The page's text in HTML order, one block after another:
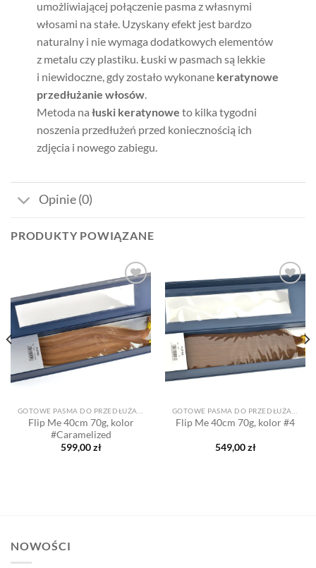
umożliwiającej połączenie pasma z własnymi
włosami na stałe. Uzyskany efekt jest bardzo
naturalny i nie wymaga dodatkowych elementów
z metalu czy plastiku. Łuski w pasmach są lekkie
i niewidoczne, gdy zostało wykonane keratynowe
przedłużanie włosów.
Metoda na łuski keratynowe to kilka tygodni
noszenia przedłużeń przed koniecznością ich
zdjęcia i nowego zabiegu.
Opinie (0)
PRODUKTY POWIĄZANE
do listy
życzeń
Flip Me 40cm 70g, kolor
#Caramelized
599,00zł
Dodaj
do listy
życzeń
Flip Me 40cm 70g, kolor #4
549,00zł
NOWOŚCI